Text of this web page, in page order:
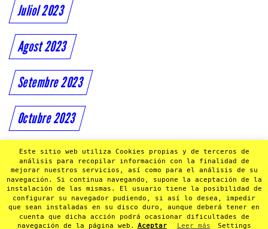
Juliol 2023
Agost 2023
Setembre 2023
Octubre 2023
Novembre 2023
Desembre 2023
Este sitio web utiliza Cookies propias y de terceros de
análisis para recopilar información con la finalidad de
mejorar nuestros servicios, así como para el análisis de su
navegación. Si continua navegando, supone la aceptación de la
instalación de las mismas. El usuario tiene la posibilidad de
configurar su navegador pudiendo, si así lo desea, impedir
que sean instaladas en su disco duro, aunque deberá tener en
cuenta que dicha acción podrá ocasionar dificultades de
navegación de la página web.
Aceptar Leer más Settings